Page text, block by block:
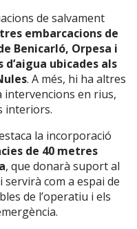
de salvament
tres embarcacions de
Benicarló, Orpesa i
ubicades als
. A més, hi ha altres
intervencions en rius,
interiors.
la incorporació
de 40 metres
, que donarà suport al
servirà com a espai de
de l’operatiu i els